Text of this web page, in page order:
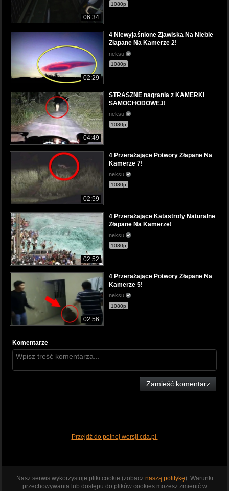
06:34
1080p
02:29
4 Niewyjaśnione Zjawiska Na Niebie
Złapane Na Kamerze 2!
neksu
1080p
04:49
STRASZNE nagrania z KAMERKI
SAMOCHODOWEJ!
neksu
1080p
02:59
4 Przerażające Potwory Złapane Na
Kamerze 7!
neksu
1080p
02:52
4 Przerażające Katastrofy Naturalne
Złapane Na Kamerze!
neksu
1080p
02:56
4 Przerażające Potwory Złapane Na
Kamerze 5!
neksu
1080p
Komentarze
Zamieść komentarz
Przejdź do pełnej wersji cda.pl
Nasz serwis wykorzystuje pliki cookie (zobacz naszą politykę). Warunki
przechowywania lub dostępu do plików cookies możesz zmienić w